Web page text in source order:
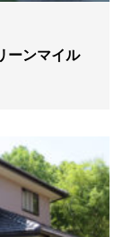
ーンマイル